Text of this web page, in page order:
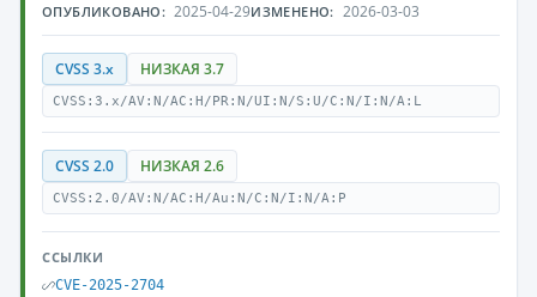
ОПУБЛИКОВАНО: 2025-04-29ИЗМЕНЕНО: 2026-03-03
CVSS 3.x НИЗКАЯ 3.7
CVSS:3.x/AV:N/AC:H/PR:N/UI:N/S:U/C:N/I:N/A:L
CVSS 2.0 НИЗКАЯ 2.6
CVSS:2.0/AV:N/AC:H/Au:N/C:N/I:N/A:P
ССЫЛКИ
CVE-2025-2704